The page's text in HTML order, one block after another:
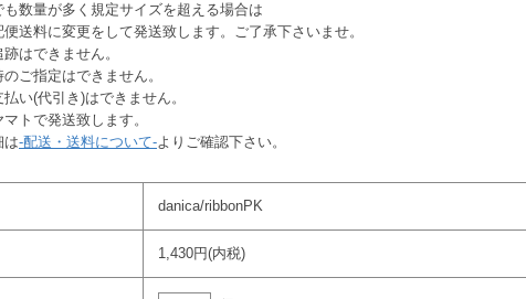
数量が多く規定サイズを超える場合は
送料に変更をして発送致します。ご了承下さいませ。
はできません。
のご指定はできません。
払い(代引き)はできません。
マトで発送致します。
は-配送・送料について-よりご確認下さい。
danica/ribbonPK
1,430円(内税)